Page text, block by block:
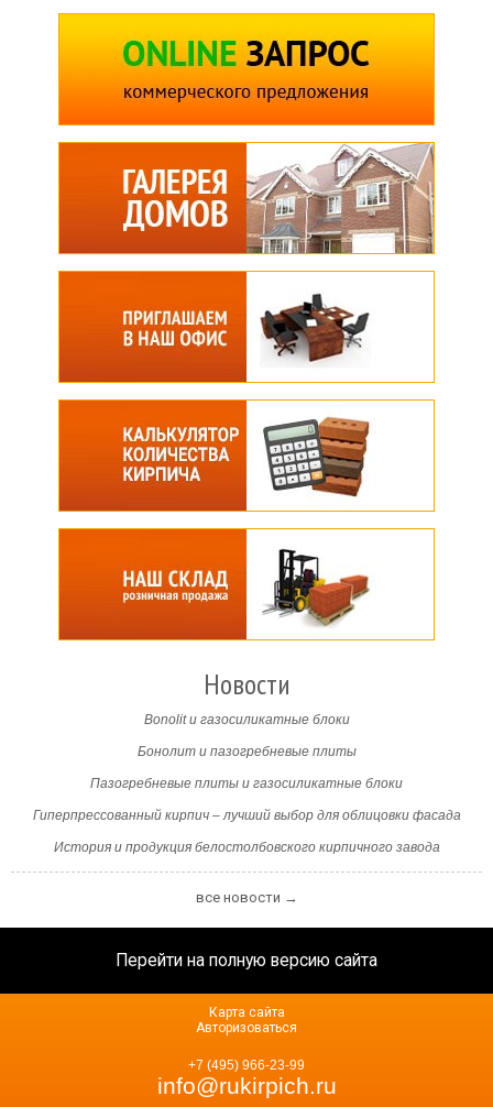
Новости
Bonolit и газосиликатные блоки
Бонолит и пазогребневые плиты
Пазогребневые плиты и газосиликатные блоки
Гиперпрессованный кирпич – лучший выбор для облицовки фасада
История и продукция белостолбовского кирпичного завода
все новости →
Перейти на полную версию сайта
+7 (495) 966-23-99
info@rukirpich.ru
Карта сайта
Авторизоваться